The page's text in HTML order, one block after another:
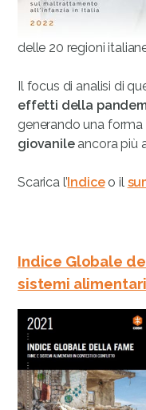
delle 20 regioni
Il focus di analisi di
effetti della
generando una forma
giovanileancora più
Scarica l’Indice o il
Indice Globale
sistemi